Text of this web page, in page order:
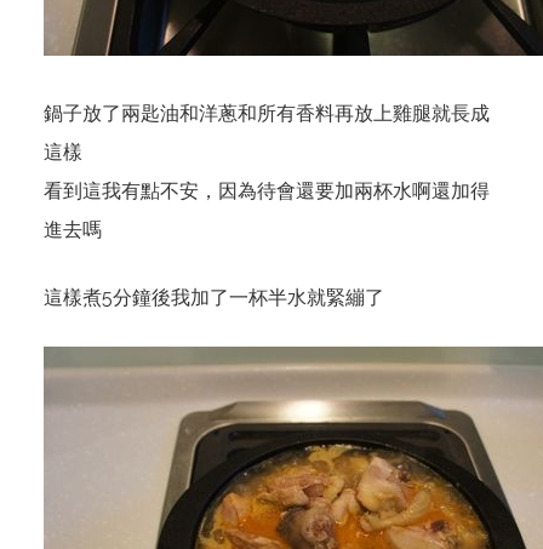
鍋子放了兩匙油和洋蔥和所有香料再放上雞腿就長成
這樣
看到這我有點不安，因為待會還要加兩杯水啊還加得
進去嗎
這樣煮5分鐘後我加了一杯半水就緊繃了